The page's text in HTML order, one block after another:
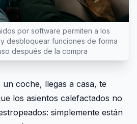
por software permiten a los
desbloquear funciones de forma
después de la compra
coche, llegas a casa, te
los asientos calefactados no
simplemente están